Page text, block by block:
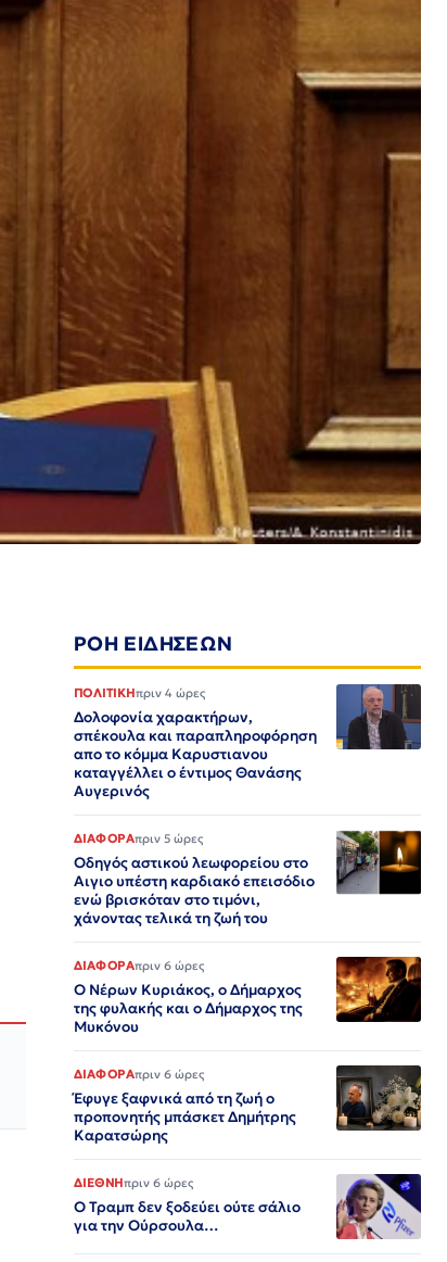
ΡΟΗ ΕΙΔΗΣΕΩΝ
ΠΟΛΙΤΙΚΗπριν 4 ώρες
Δολοφονία χαρακτήρων,
σπέκουλα και παραπληροφόρηση
απο το κόμμα Καρυστιανου
καταγγέλλει ο έντιμος Θανάσης
Αυγερινός
ΔΙΑΦΟΡΑπριν 5 ώρες
Οδηγός αστικού λεωφορείου στο
Αιγιο υπέστη καρδιακό επεισόδιο
ενώ βρισκόταν στο τιμόνι,
χάνοντας τελικά τη ζωή του
ΔΙΑΦΟΡΑπριν 6 ώρες
Ο Νέρων Κυριάκος, o Δήμαρχος
της φυλακής και ο Δήμαρχος της
Μυκόνου
ΔΙΑΦΟΡΑπριν 6 ώρες
Έφυγε ξαφνικά από τη ζωή ο
προπονητής μπάσκετ Δημήτρης
Καρατσώρης
ΔΙΕΘΝΗπριν 6 ώρες
Ο Τραμπ δεν ξοδεύει ούτε σάλιο
για την Ούρσουλα…